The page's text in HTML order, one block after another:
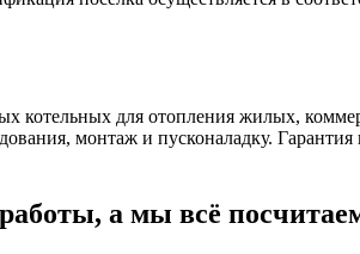
котельных для отопления жилых,
монтаж и пусконаладку. Гарантия
а мы всё